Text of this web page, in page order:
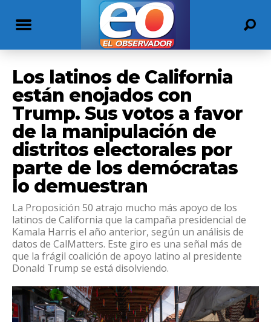
Los latinos de California
están enojados con
Trump. Sus votos a favor
de la manipulación de
distritos electorales por
parte de los demócratas
lo demuestran
La Proposición 50 atrajo mucho más apoyo de los
latinos de California que la campaña presidencial de
Kamala Harris el año anterior, según un análisis de
datos de CalMatters. Este giro es una señal más de
que la frágil coalición de apoyo latino al presidente
Donald Trump se está disolviendo.